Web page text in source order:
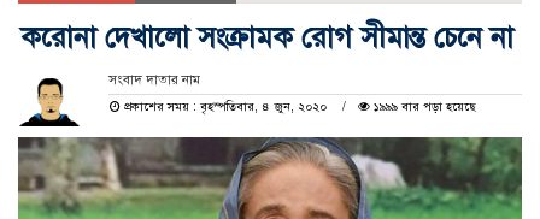
করোনা দেখালো সংক্রামক রোগ সীমান্ত চেনে না
সংবাদ দাতার নাম
প্রকাশের সময় : বৃহস্পতিবার, ৪ জুন, ২০২০
১৯৯৯ বার পড়া হয়েছে